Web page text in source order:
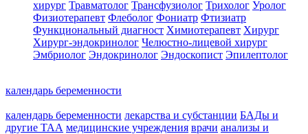
хирург Травматолог Трансфузиолог Трихолог Уролог
Физиотерапевт Флеболог Фониатр Фтизиатр
Функциональный диагност Химиотерапевт Хирург
Хирург-эндокринолог Челюстно-лицевой хирург
Эмбриолог Эндокринолог Эндоскопист Эпилептолог
календарь беременности
календарь беременности лекарства и субстанции БАДы и
другие ТАА медицинские учреждения врачи анализы и